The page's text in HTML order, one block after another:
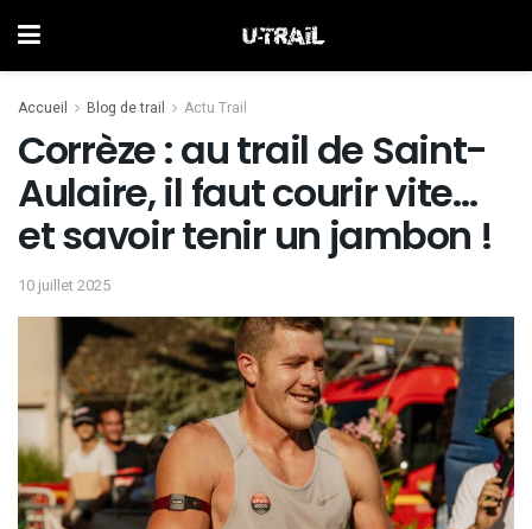
Accueil Blog de trail Actu Trail
Corrèze : au trail de Saint-
Aulaire, il faut courir vite…
et savoir tenir un jambon !
10 juillet 2025